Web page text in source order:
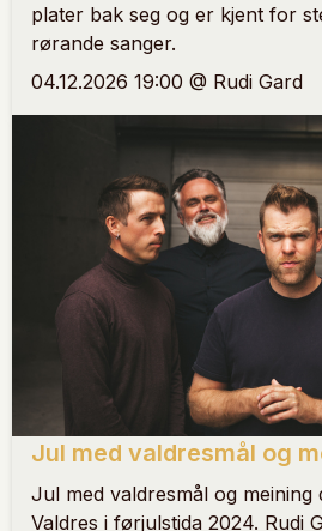
plater bak seg og er kjent for
rørande sanger.
04.12.2026 19:00 @ Rudi Gard
Jul med valdresmål og
Jul med valdresmål og
Valdres i førjulstida 2024. Rudi